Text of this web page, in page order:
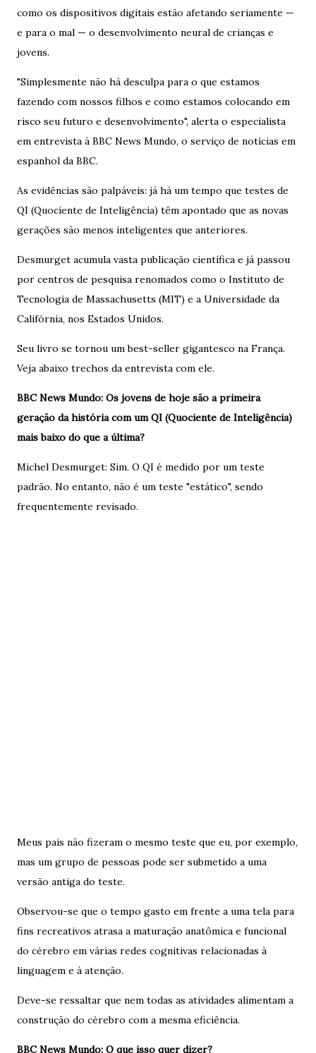
como os dispositivos digitais estão afetando seriamente —
e para o mal — o desenvolvimento neural de crianças e
jovens.
"Simplesmente não há desculpa para o que estamos
fazendo com nossos filhos e como estamos colocando em
risco seu futuro e desenvolvimento", alerta o especialista
em entrevista à BBC News Mundo, o serviço de notícias em
espanhol da BBC.
As evidências são palpáveis: já há um tempo que testes de
QI (Quociente de Inteligência) têm apontado que as novas
gerações são menos inteligentes que anteriores.
Desmurget acumula vasta publicação científica e já passou
por centros de pesquisa renomados como o Instituto de
Tecnologia de Massachusetts (MIT) e a Universidade da
Califórnia, nos Estados Unidos.
Seu livro se tornou um best-seller gigantesco na França.
Veja abaixo trechos da entrevista com ele.
BBC News Mundo: Os jovens de hoje são a primeira
geração da história com um QI (Quociente de Inteligência)
mais baixo do que a última?
Michel Desmurget: Sim. O QI é medido por um teste
padrão. No entanto, não é um teste "estático", sendo
frequentemente revisado.
Meus pais não fizeram o mesmo teste que eu, por exemplo,
mas um grupo de pessoas pode ser submetido a uma
versão antiga do teste.
Observou-se que o tempo gasto em frente a uma tela para
fins recreativos atrasa a maturação anatômica e funcional
do cérebro em várias redes cognitivas relacionadas à
linguagem e à atenção.
Deve-se ressaltar que nem todas as atividades alimentam a
construção do cérebro com a mesma eficiência.
BBC News Mundo: O que isso quer dizer?